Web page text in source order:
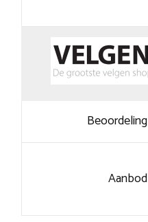
Beoordeling
Aanbod